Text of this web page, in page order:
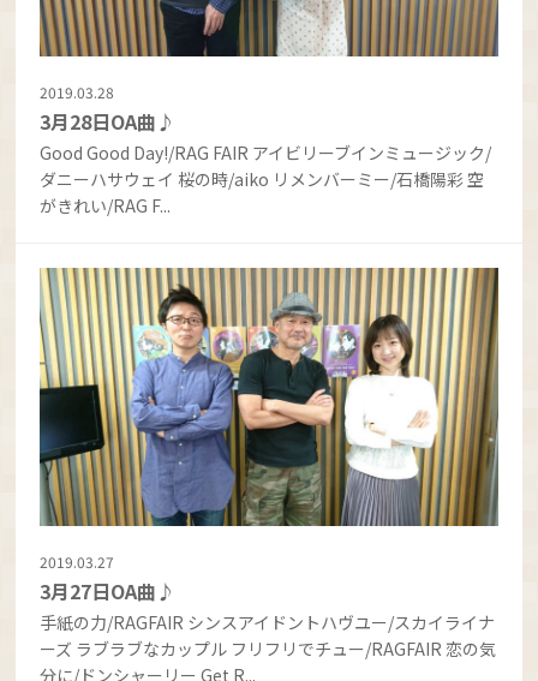
2019.03.28
3月28日OA曲♪
Good Good Day!/RAG FAIR アイビリーブインミュージック/
ダニーハサウェイ 桜の時/aiko リメンバーミー/石橋陽彩 空
がきれい/RAG F...
2019.03.27
3月27日OA曲♪
手紙の力/RAGFAIR シンスアイドントハヴユー/スカイライナ
ーズ ラブラブなカップル フリフリでチュー/RAGFAIR 恋の気
分に/ドンシャーリー Get R...